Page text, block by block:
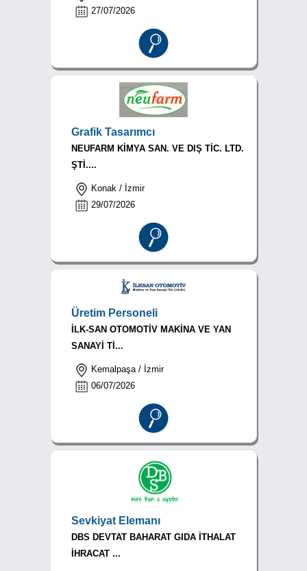
27/07/2026
Grafik Tasarımcı
NEUFARM KİMYA SAN. VE DIŞ TİC. LTD.
ŞTİ....
Konak / İzmir
29/07/2026
Üretim Personeli
İLK-SAN OTOMOTİV MAKİNA VE YAN
SANAYİ Tİ...
Kemalpaşa / İzmir
06/07/2026
Sevkiyat Elemanı
DBS DEVTAT BAHARAT GIDA İTHALAT
İHRACAT ...